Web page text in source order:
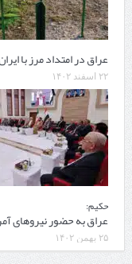
عراق در امتداد مرز با
۲۲ اسفند ۱۴۰۲
حکیم:
عراق به حضور نیروهای
۲۵ بهمن ۱۴۰۲